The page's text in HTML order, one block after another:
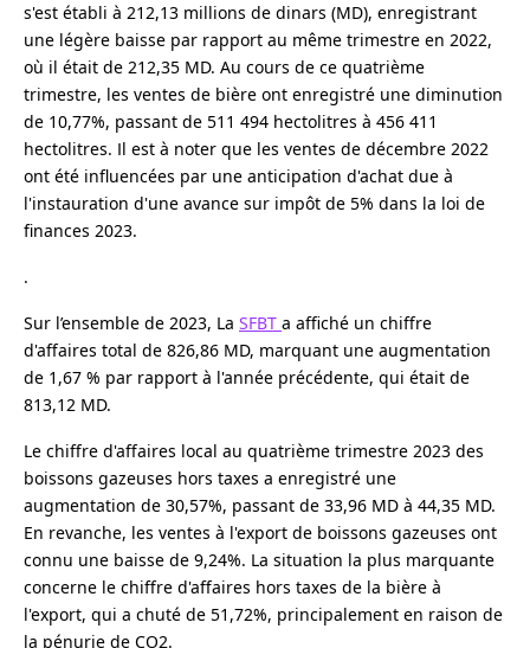
s'est établi à 212,13 millions de dinars (MD), enregistrant
une légère baisse par rapport au même trimestre en 2022,
où il était de 212,35 MD. Au cours de ce quatrième
trimestre, les ventes de bière ont enregistré une diminution
de 10,77%, passant de 511 494 hectolitres à 456 411
hectolitres. Il est à noter que les ventes de décembre 2022
ont été influencées par une anticipation d'achat due à
l'instauration d'une avance sur impôt de 5% dans la loi de
finances 2023.
.
Sur l’ensemble de 2023, La SFBT a affiché un chiffre
d'affaires total de 826,86 MD, marquant une augmentation
de 1,67 % par rapport à l'année précédente, qui était de
813,12 MD.
Le chiffre d'affaires local au quatrième trimestre 2023 des
boissons gazeuses hors taxes a enregistré une
augmentation de 30,57%, passant de 33,96 MD à 44,35 MD.
En revanche, les ventes à l'export de boissons gazeuses ont
connu une baisse de 9,24%. La situation la plus marquante
concerne le chiffre d'affaires hors taxes de la bière à
l'export, qui a chuté de 51,72%, principalement en raison de
la pénurie de CO2.